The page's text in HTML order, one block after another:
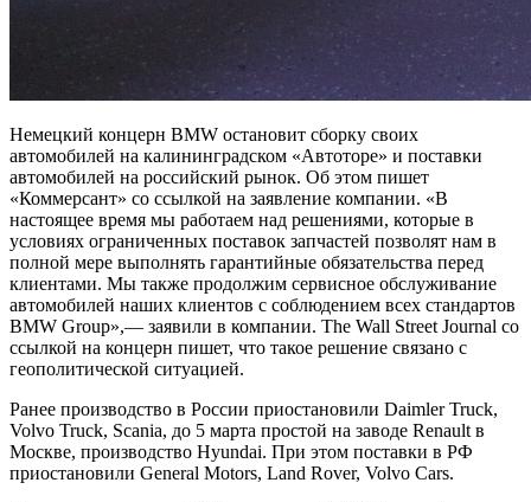
Немецкий концерн BMW остановит сборку своих
автомобилей на калининградском «Автоторе» и поставки
автомобилей на российский рынок. Об этом пишет
«Коммерсант» со ссылкой на заявление компании. «В
настоящее время мы работаем над решениями, которые в
условиях ограниченных поставок запчастей позволят нам в
полной мере выполнять гарантийные обязательства перед
клиентами. Мы также продолжим сервисное обслуживание
автомобилей наших клиентов с соблюдением всех стандартов
BMW Group»,— заявили в компании. The Wall Street Journal со
ссылкой на концерн пишет, что такое решение связано с
геополитической ситуацией.
Ранее производство в России приостановили Daimler Truck,
Volvo Truck, Scania, до 5 марта простой на заводе Renault в
Москве, производство Hyundai. При этом поставки в РФ
приостановили General Motors, Land Rover, Volvo Cars.